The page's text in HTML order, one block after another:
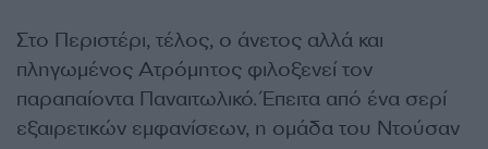
Στο Περιστέρι, τέλος, ο άνετος αλλά και
πληγωμένος Ατρόμητος φιλοξενεί τον
παραπαίοντα Παναιτωλικό. Έπειτα από ένα σερί
εξαιρετικών εμφανίσεων, η ομάδα του Ντούσαν